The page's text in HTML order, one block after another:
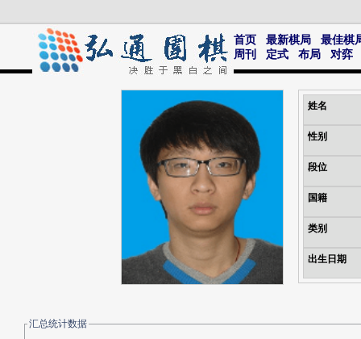
首页 最新棋局
最佳棋
周刊
定式 布局 对弈
姓名
性别
段位
国籍
类别
出生日期
汇总统计数据